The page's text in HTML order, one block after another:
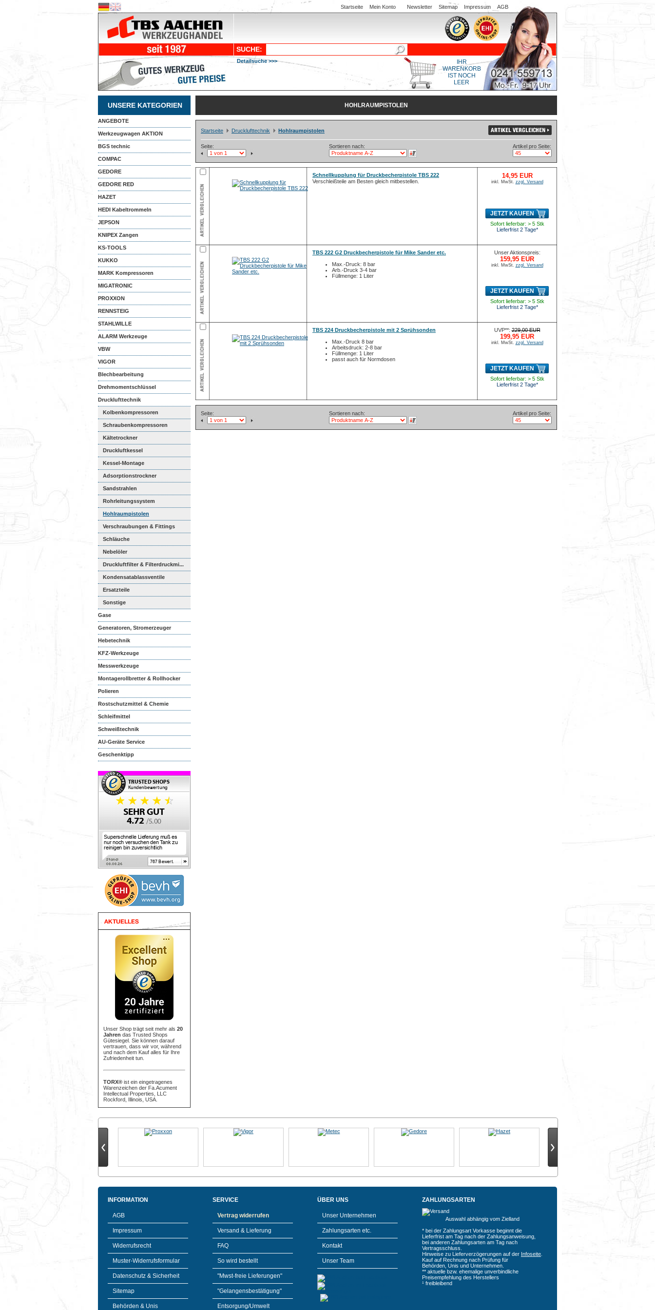
Startseite Mein Konto Newsletter Sitemap Impressum AGB
SUCHE:
Detailsuche >>>
IHR
WARENKORB
IST NOCH
LEER
UNSERE KATEGORIEN
ANGEBOTE
Werkzeugwagen AKTION
BGS technic
COMPAC
GEDORE
GEDORE RED
HAZET
HEDI Kabeltrommeln
JEPSON
KNIPEX Zangen
KS-TOOLS
KUKKO
MARK Kompressoren
MIGATRONIC
PROXXON
RENNSTEIG
STAHLWILLE
ALARM Werkzeuge
VBW
VIGOR
Blechbearbeitung
Drehmomentschlüssel
Drucklufttechnik
Kolbenkompressoren
Schraubenkompressoren
Kältetrockner
Druckluftkessel
Kessel-Montage
Adsorptionstrockner
Sandstrahlen
Rohrleitungssystem
Hohlraumpistolen
Verschraubungen & Fittings
Schläuche
Nebelöler
Druckluftfilter & Filterdruckmi...
Kondensatablassventile
Ersatzteile
Sonstige
Gase
Generatoren, Stromerzeuger
Hebetechnik
KFZ-Werkzeuge
Messwerkzeuge
Montagerollbretter & Rollhocker
Polieren
Rostschutzmittel & Chemie
Schleifmittel
Schweißtechnik
AU-Geräte Service
Geschenktipp
Unser Shop trägt seit mehr als 20
Jahren das Trusted Shops
Gütesiegel. Sie können darauf
vertrauen, dass wir vor, während
und nach dem Kauf alles für Ihre
Zufriedenheit tun.
TORX® ist ein eingetragenes
Warenzeichen der Fa.Acument
Intellectual Properties, LLC
Rockford, Illinois, USA.
HOHLRAUMPISTOLEN
Startseite Drucklufttechnik Hohlraumpistolen
Seite: Sortieren nach: Artikel pro Seite:
Schnellkupplung für Druckbecherpistole TBS 222
Verschleißteile am Besten gleich mitbestellen.
14,95 EUR
inkl. MwSt. zzgl. Versand
JETZT KAUFEN
Sofort lieferbar: > 5 Stk
Lieferfrist 2 Tage*
TBS 222 G2 Druckbecherpistole für Mike Sander etc.
Max.-Druck: 8 bar
Arb.-Druck 3-4 bar
Füllmenge: 1 Liter
Unser Aktionspreis:
159,95 EUR
inkl. MwSt. zzgl. Versand
JETZT KAUFEN
Sofort lieferbar: > 5 Stk
Lieferfrist 2 Tage*
TBS 224 Druckbecherpistole mit 2 Sprühsonden
Max.-Druck 8 bar
Arbeitsdruck: 2-8 bar
Füllmenge: 1 Liter
passt auch für Normdosen
UVP**:229,00 EUR
199,95 EUR
inkl. MwSt. zzgl. Versand
JETZT KAUFEN
Sofort lieferbar: > 5 Stk
Lieferfrist 2 Tage*
Seite: Sortieren nach: Artikel pro Seite:
INFORMATION
AGB
Impressum
Widerrufsrecht
Muster-Widerrufsformular
Datenschutz & Sicherheit
Sitemap
Behörden & Unis
SERVICE
Vertrag widerrufen
Versand & Lieferung
FAQ
So wird bestellt
"Mwst-freie Lieferungen"
"Gelangensbestätigung"
Entsorgung/Umwelt
ÜBER UNS
Unser Unternehmen
Zahlungsarten etc.
Kontakt
Unser Team
ZAHLUNGSARTEN
Auswahl abhängig vom Zielland
* bei der Zahlungsart Vorkasse beginnt die
Lieferfrist am Tag nach der Zahlungsanweisung,
bei anderen Zahlungsarten am Tag nach
Vertragsschluss.
Hinweise zu Lieferverzögerungen auf der Infoseite
Kauf auf Rechnung nach Prüfung für
Behörden, Unis und Unternehmen.
** aktuelle bzw. ehemalige unverbindliche
Preisempfehlung des Herstellers
¹ freibleibend